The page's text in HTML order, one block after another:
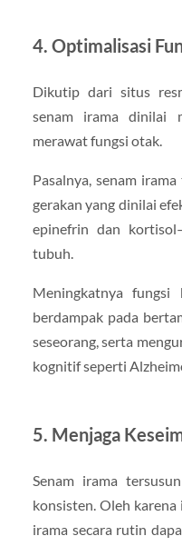
4. Optimalisasi
Dikutip dari situs
senam irama dinilai
merawat fungsi otak.
Pasalnya, senam
gerakan yang dinilai
epinefrin dan
tubuh.
Meningkatnya
berdampak pada
seseorang, serta
kognitif seperti
5. Menjaga
Senam irama
konsisten. Oleh
irama secara rutin